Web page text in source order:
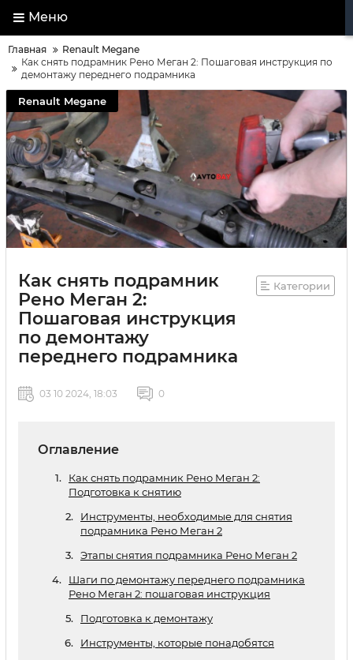
Меню
Главная
Renault Megane
Как снять подрамник Рено Меган 2: Пошаговая инструкция по
демонтажу переднего подрамника
Renault Megane
Как снять подрамник
Рено Меган 2:
Пошаговая инструкция
по демонтажу
переднего подрамника
Категории
03 10 2024, 18:03 0
Оглавление
Как снять подрамник Рено Меган 2:
Подготовка к снятию
Инструменты, необходимые для снятия
подрамника Рено Меган 2
Этапы снятия подрамника Рено Меган 2
Шаги по демонтажу переднего подрамника
Рено Меган 2: пошаговая инструкция
Подготовка к демонтажу
Инструменты, которые понадобятся